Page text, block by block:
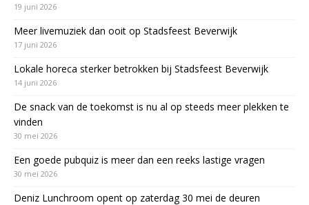
19 juni 2026
Meer livemuziek dan ooit op Stadsfeest Beverwijk
17 juni 2026
Lokale horeca sterker betrokken bij Stadsfeest Beverwijk
14 juni 2026
De snack van de toekomst is nu al op steeds meer plekken te
vinden
30 mei 2026
Een goede pubquiz is meer dan een reeks lastige vragen
30 mei 2026
Deniz Lunchroom opent op zaterdag 30 mei de deuren